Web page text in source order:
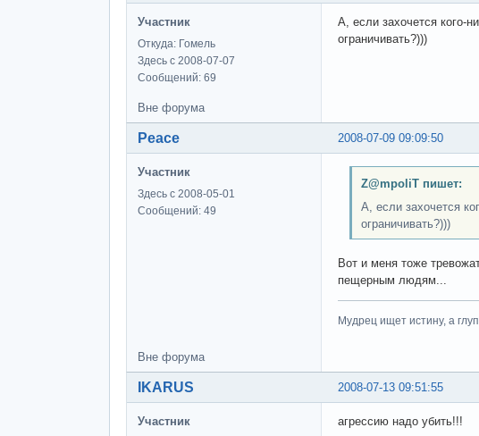
Участник
Откуда: Гомель
Здесь с 2008-07-07
Сообщений: 69
А, если захочется кого-
ограничивать?)))
Вне форума
2008-07-09 09:09:50
Peace
Участник
Здесь с 2008-05-01
Сообщений: 49
Z@mpoliT пишет:
А, если захочется
ограничивать?)))
Вот и меня тоже
пещерным людям...
Мудрец ищет истину, а
Вне форума
2008-07-13 09:51:55
IKARUS
Участник агрессию надо убить!!!